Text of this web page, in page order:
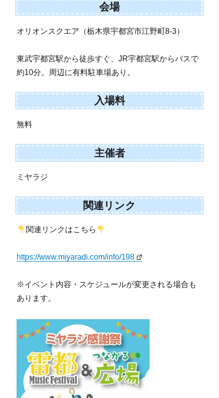
会場
オリオンスクエア（栃木県宇都宮市江野町8-3）
東武宇都宮駅から徒歩すぐ、JR宇都宮駅からバスで
約10分。周辺に有料駐車場あり。
入場料
無料
主催者
ミヤラジ
関連リンク
関連リンクはこちら
https://www.miyaradi.com/info/198
※イベント内容・スケジュールが変更される場合も
あります。